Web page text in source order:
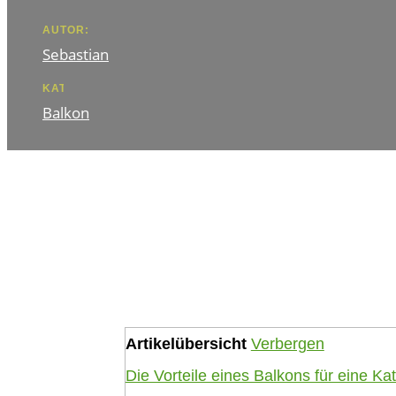
AUTOR:
Sebastian
KATEGORIE
Balkon
Artikelübersicht Verbergen
Die Vorteile eines Balkons für eine